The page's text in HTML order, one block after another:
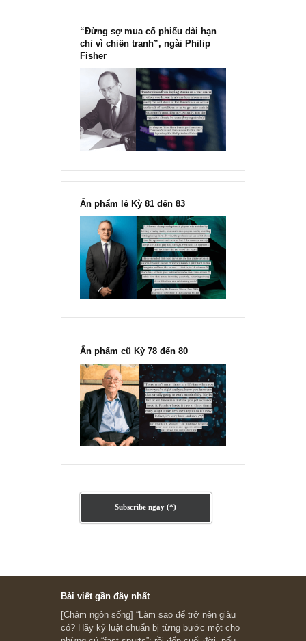
“Đừng sợ mua cổ phiếu dài hạn
chỉ vì chiến tranh”, ngài Philip
Ấn phẩm cũ Kỳ 78 đến 80